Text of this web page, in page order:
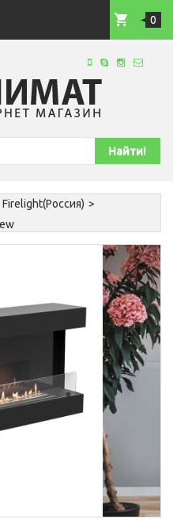
0
Firelight(Россия)